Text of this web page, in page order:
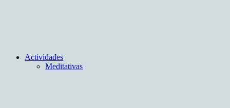
Actividades
Meditativas